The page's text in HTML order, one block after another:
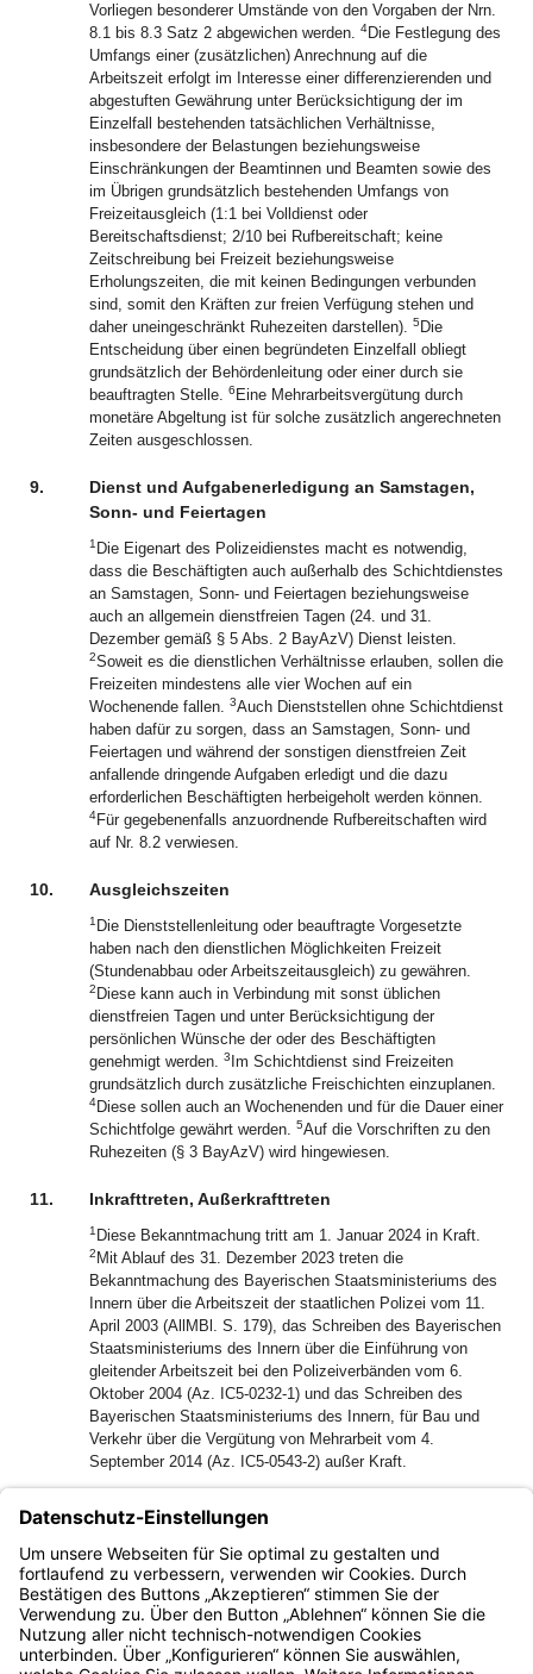
Vorliegen besonderer Umstände von den Vorgaben der Nrn.
8.1 bis 8.3 Satz 2 abgewichen werden. 4Die Festlegung des
Umfangs einer (zusätzlichen) Anrechnung auf die
Arbeitszeit erfolgt im Interesse einer differenzierenden und
abgestuften Gewährung unter Berücksichtigung der im
Einzelfall bestehenden tatsächlichen Verhältnisse,
insbesondere der Belastungen beziehungsweise
Einschränkungen der Beamtinnen und Beamten sowie des
im Übrigen grundsätzlich bestehenden Umfangs von
Freizeitausgleich (1:1 bei Volldienst oder
Bereitschaftsdienst; 2/10 bei Rufbereitschaft; keine
Zeitschreibung bei Freizeit beziehungsweise
Erholungszeiten, die mit keinen Bedingungen verbunden
sind, somit den Kräften zur freien Verfügung stehen und
daher uneingeschränkt Ruhezeiten darstellen). 5 Die
Entscheidung über einen begründeten Einzelfall obliegt
grundsätzlich der Behördenleitung oder einer durch sie
beauftragten Stelle. 6 Eine Mehrarbeitsvergütung durch
monetäre Abgeltung ist für solche zusätzlich angerechneten
Zeiten ausgeschlossen.
9.
Dienst und Aufgabenerledigung an Samstagen,
Sonn- und Feiertagen
1 Die Eigenart des Polizeidienstes macht es notwendig,
dass die Beschäftigten auch außerhalb des Schichtdienstes
an Samstagen, Sonn- und Feiertagen beziehungsweise
auch an allgemein dienstfreien Tagen (24. und 31.
Dezember gemäß § 5 Abs. 2 BayAzV) Dienst leisten.
2Soweit es die dienstlichen Verhältnisse erlauben, sollen die
Freizeiten mindestens alle vier Wochen auf ein
Wochenende fallen. 3Auch Dienststellen ohne Schichtdienst
haben dafür zu sorgen, dass an Samstagen, Sonn- und
Feiertagen und während der sonstigen dienstfreien Zeit
anfallende dringende Aufgaben erledigt und die dazu
erforderlichen Beschäftigten herbeigeholt werden können.
4Für gegebenenfalls anzuordnende Rufbereitschaften wird
auf Nr. 8.2 verwiesen.
10. Ausgleichszeiten
1 Die Dienststellenleitung oder beauftragte Vorgesetzte
haben nach den dienstlichen Möglichkeiten Freizeit
(Stundenabbau oder Arbeitszeitausgleich) zu gewähren.
2 Diese kann auch in Verbindung mit sonst üblichen
dienstfreien Tagen und unter Berücksichtigung der
persönlichen Wünsche der oder des Beschäftigten
genehmigt werden. 3 Im Schichtdienst sind Freizeiten
grundsätzlich durch zusätzliche Freischichten einzuplanen.
4Diese sollen auch an Wochenenden und für die Dauer einer
Schichtfolge gewährt werden. 5Auf die Vorschriften zu den
Ruhezeiten (§ 3 BayAzV) wird hingewiesen.
11. Inkrafttreten, Außerkrafttreten
1 Diese Bekanntmachung tritt am 1. Januar 2024 in Kraft.
2 Mit Ablauf des 31. Dezember 2023 treten die
Bekanntmachung des Bayerischen Staatsministeriums des
Innern über die Arbeitszeit der staatlichen Polizei vom 11.
April 2003 (AllMBl. S. 179), das Schreiben des Bayerischen
Staatsministeriums des Innern über die Einführung von
gleitender Arbeitszeit bei den Polizeiverbänden vom 6.
Oktober 2004 (Az. IC5-0232-1) und das Schreiben des
Bayerischen Staatsministeriums des Innern, für Bau und
Verkehr über die Vergütung von Mehrarbeit vom 4.
September 2014 (Az. IC5-0543-2) außer Kraft.
Dr. Erwin Lohner
Ministerialdirektor
Bayern.de